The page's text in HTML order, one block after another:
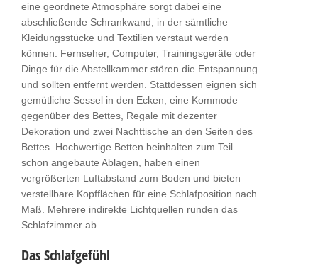
eine geordnete Atmosphäre sorgt dabei eine
abschließende Schrankwand, in der sämtliche
Kleidungsstücke und Textilien verstaut werden
können. Fernseher, Computer, Trainingsgeräte oder
Dinge für die Abstellkammer stören die Entspannung
und sollten entfernt werden. Stattdessen eignen sich
gemütliche Sessel in den Ecken, eine Kommode
gegenüber des Bettes, Regale mit dezenter
Dekoration und zwei Nachttische an den Seiten des
Bettes. Hochwertige Betten beinhalten zum Teil
schon angebaute Ablagen, haben einen
vergrößerten Luftabstand zum Boden und bieten
verstellbare Kopfflächen für eine Schlafposition nach
Maß. Mehrere indirekte Lichtquellen runden das
Schlafzimmer ab.
Das Schlafgefühl